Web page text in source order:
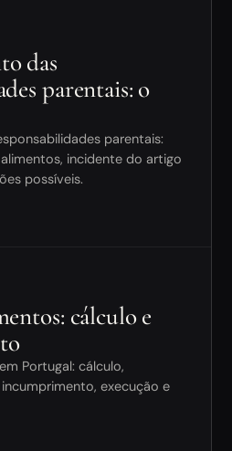
das
parentais: o
parentais:
incidente do artigo
possíveis.
cálculo e
Portugal: cálculo,
execução e